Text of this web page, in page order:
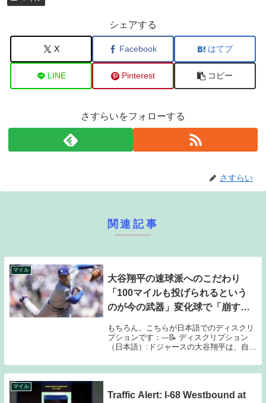
シェアする
X Facebook はてブ
LINE Pinterest コピー
さすらいをフォローする
さすらい
関連記事
マイル
大谷翔平の速球派へのこだわり
「100マイルも投げられるという
のが今の武器」変化球で「崩す楽
もちろん、こちらが日本語でのディスクリ
プションです：---📝 ディスクリプション
（日本語）:ドジャースの大谷翔平は、自身
というのが今の武器」と語り、剛速球への
こだわりを明かした。一方で、変化球で打
マイル
Traffic Alert: I-68 Westbound at